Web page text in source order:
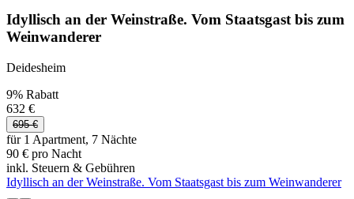
Idyllisch an der Weinstraße. Vom Staatsgast bis zum
Weinwanderer
Deidesheim
9% Rabatt
632 €
695 €
für 1 Apartment, 7 Nächte
90 € pro Nacht
inkl. Steuern & Gebühren
Idyllisch an der Weinstraße. Vom Staatsgast bis zum Weinwanderer